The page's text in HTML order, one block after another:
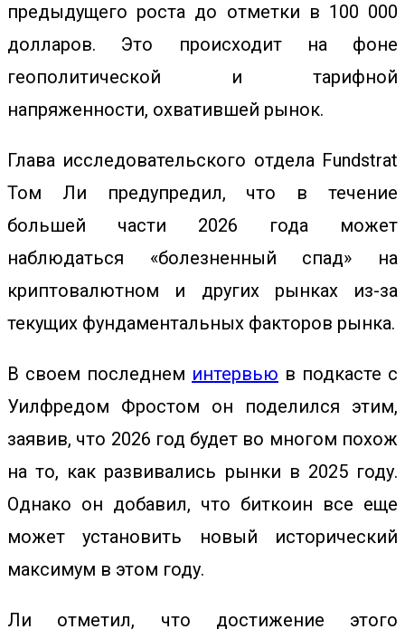
предыдущего роста до отметки в 100 000
долларов. Это происходит на фоне
геополитической и тарифной
напряженности, охватившей рынок.
Глава исследовательского отдела Fundstrat
Том Ли предупредил, что в течение
большей части 2026 года может
наблюдаться «болезненный спад» на
криптовалютном и других рынках из-за
текущих фундаментальных факторов рынка.
В своем последнем интервью в подкасте с
Уилфредом Фростом он поделился этим,
заявив, что 2026 год будет во многом похож
на то, как развивались рынки в 2025 году.
Однако он добавил, что биткоин все еще
может установить новый исторический
максимум в этом году.
Ли отметил, что достижение этого